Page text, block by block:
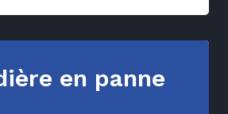
en panne